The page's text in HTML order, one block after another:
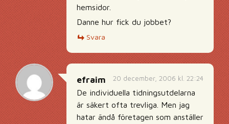
hemsidor.
Danne hur fick du jobbet?
Svara
20 december, 2006 kl. 22:24
efraim
De individuella tidningsutdelarna
är säkert ofta trevliga. Men jag
hatar ändå företagen som anställer